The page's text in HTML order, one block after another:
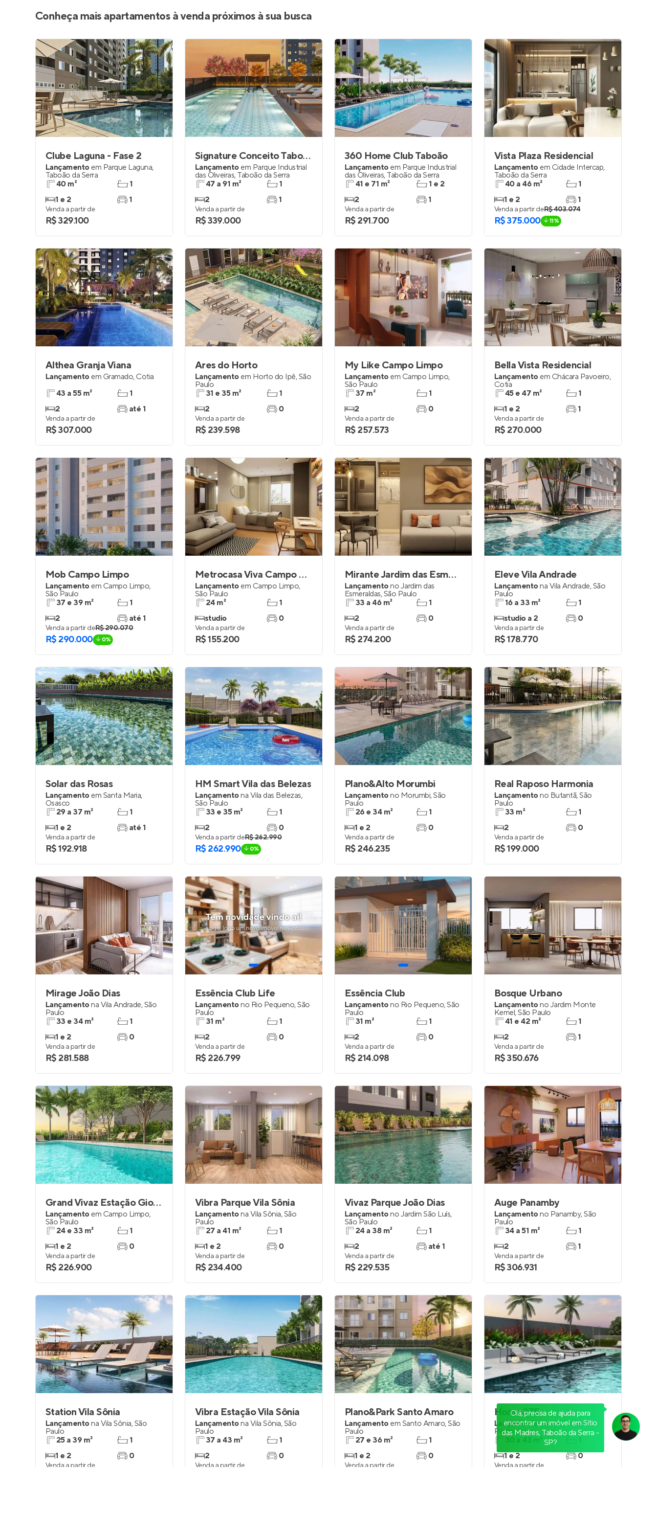
Conheça mais apartamentos à venda próximos à sua busca
Clube Laguna - Fase 2
Lançamento em Parque Laguna,
Taboão da Serra
40 m²
1 e 2
1
1
Venda a partir de
R$ 329.100
Signature Conceito Taboão
Lançamento em Parque Industrial
das Oliveiras, Taboão da Serra
47 a 91 m²
2
1
1
Venda a partir de
R$ 339.000
360 Home Club Taboão
Lançamento em Parque Industrial
das Oliveiras, Taboão da Serra
41 e 71 m²
2
1 e 2
1
Venda a partir de
R$ 291.700
Vista Plaza Residencial
Lançamento em Cidade Intercap,
Taboão da Serra
40 a 46 m²
1 e 2
1
1
Venda a partir deR$ 403.074
R$ 375.000 11%
Althea Granja Viana
Lançamento em Gramado, Cotia
43 a 55 m²
2
1
até 1
Venda a partir de
R$ 307.000
Ares do Horto
Lançamento em Horto do Ipê,São
Paulo
31 e 35 m²
2
1
0
Venda a partir de
R$ 239.598
My Like Campo Limpo
Lançamento em Campo Limpo,
São Paulo
37 m²
2
1
0
Venda a partir de
R$ 257.573
Bella Vista Residencial
Lançamento em Chácara Pavoeiro,
Cotia
45 e 47 m²
1 e 2
1
1
Venda a partir de
R$ 270.000
Mob Campo Limpo
Lançamento em Campo Limpo,
São Paulo
37 e 39 m²
2
1
até 1
Venda a partir deR$ 290.070
R$ 290.000 0%
Metrocasa Viva Campo Limpo
Lançamento em Campo Limpo,
São Paulo
24 m²
studio
1
0
Venda a partir de
R$ 155.200
Mirante Jardim das Esmeraldas
Lançamentono Jardim das
Esmeraldas,São Paulo
33 a 46 m²
2
1
0
Venda a partir de
R$ 274.200
Eleve Vila Andrade
Lançamentona Vila Andrade,São
Paulo
16 a 33 m²
studio a 2
1
0
Venda a partir de
R$ 178.770
Solar das Rosas
Lançamento em Santa Maria,
Osasco
29 a 37 m²
1 e 2
1
até 1
Venda a partir de
R$ 192.918
HM Smart Vila das Belezas
Lançamentona Vila das Belezas,
São Paulo
33 e 35 m²
2
1
0
Venda a partir deR$ 262.990
R$ 262.990 0%
Plano&Alto Morumbi
Lançamentono Morumbi,São
Paulo
26 e 34 m²
1 e 2
1
0
Venda a partir de
R$ 246.235
Real Raposo Harmonia
Lançamentono Butantã,São
Paulo
33 m²
2
1
0
Venda a partir de
R$ 199.000
Mirage João Dias
Lançamentona Vila Andrade,São
Paulo
33 e 34 m²
1 e 2
1
0
Venda a partir de
R$ 281.588
Essência Club Life
Lançamentono Rio Pequeno,São
Paulo
31 m²
2
1
0
Venda a partir de
R$ 226.799
Essência Club
Lançamentono Rio Pequeno,São
Paulo
31 m²
2
1
0
Venda a partir de
R$ 214.098
Bosque Urbano
Lançamentono Jardim Monte
Kemel,São Paulo
41 e 42 m²
2
1
1
Venda a partir de
R$ 350.676
Grand Vivaz Estação Giovanni Gronchi
Lançamento em Campo Limpo,
São Paulo
24 e 33 m²
1 e 2
1
0
Venda a partir de
R$ 226.900
Vibra Parque Vila Sônia
Lançamentona Vila Sônia,São
Paulo
27 a 41 m²
1 e 2
1
0
Venda a partir de
R$ 234.400
Vivaz Parque João Dias
Lançamentono Jardim São Luís,
São Paulo
24 a 38 m²
2
1
até 1
Venda a partir de
R$ 229.535
Auge Panamby
Lançamentono Panamby,São
Paulo
34 a 51 m²
2
1
1
Venda a partir de
R$ 306.931
Station Vila Sônia
Lançamentona Vila Sônia,São
Paulo
25 a 39 m²
1 e 2
1
0
Venda a partir de
Vibra Estação Vila Sônia
Lançamentona Vila Sônia,São
Paulo
37 a 43 m²
2
1
0
Venda a partir de
Plano&Park Santo Amaro
Lançamento em Santo Amaro,São
Paulo
27 e 36 m²
1 e 2
1
0
Venda a partir de
Home 375
Lançamentona Vila Sônia, São
Paulo
1 e 2
0
Venda a partir de
Olá, precisa de ajuda para
encontrar um imóvel em Sítio
das Madres, Taboão da Serra -
SP?